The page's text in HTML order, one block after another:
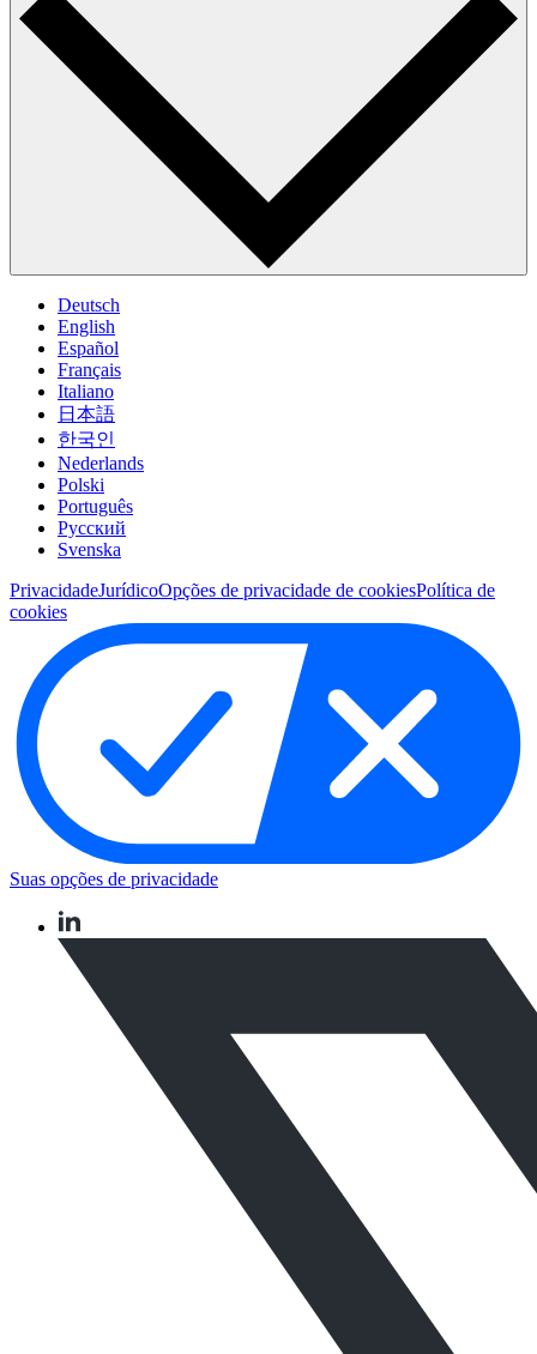
Deutsch
English
Español
Français
Italiano
日本語
한국인
Nederlands
Polski
Português
Pусский
Svenska
PrivacidadeJurídicoOpções de privacidade de cookiesPolítica de
cookies
Suas opções de privacidade